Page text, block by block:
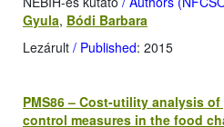
Gyula, Bódi Barbara
Lezárult / Published: 2015
PMS86 – Cost-utility analysis
control measures in the food